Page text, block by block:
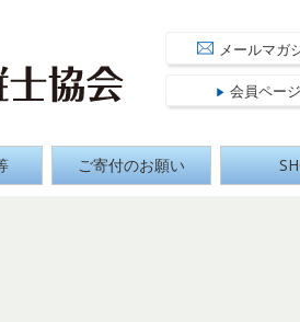
公益社団
メールマガ
会員ページ
ご寄付のお願い